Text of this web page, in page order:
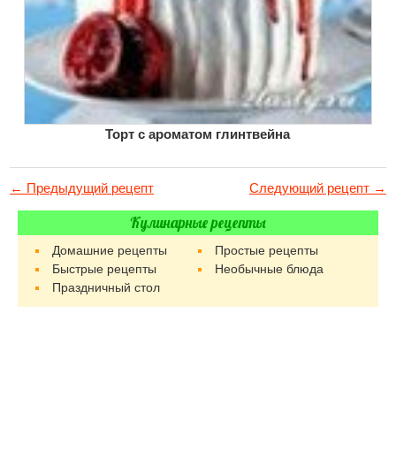
Торт с ароматом глинтвейна
← Предыдущий рецепт Следующий рецепт →
Кулинарные рецепты
Домашние рецепты
Простые рецепты
Быстрые рецепты
Необычные блюда
Праздничный стол